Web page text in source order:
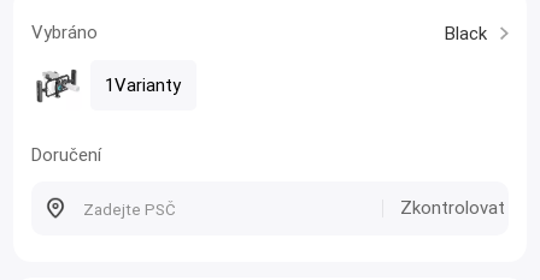
Vybráno Black
1Varianty
Doručení
Zkontrolovat